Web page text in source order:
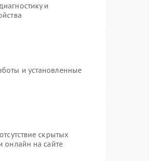
и
и установленные
скрытых
онлайн на сайте